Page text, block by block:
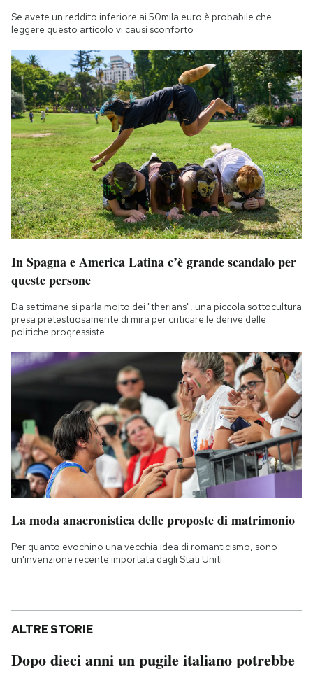
Se avete un reddito inferiore ai 50mila euro è probabile che
leggere questo articolo vi causi sconforto
In Spagna e America Latina c’è grande scandalo per
queste persone
Da settimane si parla molto dei "therians", una piccola sottocultura
presa pretestuosamente di mira per criticare le derive delle
politiche progressiste
La moda anacronistica delle proposte di matrimonio
Per quanto evochino una vecchia idea di romanticismo, sono
un'invenzione recente importata dagli Stati Uniti
ALTRE STORIE
Dopo dieci anni un pugile italiano potrebbe